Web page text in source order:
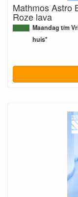
Mathmos Astro
Roze lava
Maandag t/m
huis*